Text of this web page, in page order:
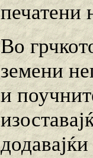
печатени
Во
земени
и